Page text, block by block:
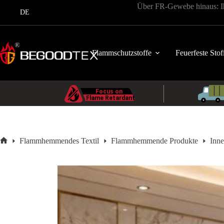
DE
Über FR-Gewebe hinaus:
Flammschutzstoffe Feuerfeste
Flammhemmendes Textil Flammhemmende Produkte